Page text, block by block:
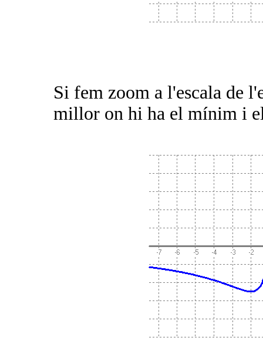
Si fem zoom a l'escala de
millor on hi ha el mínim i